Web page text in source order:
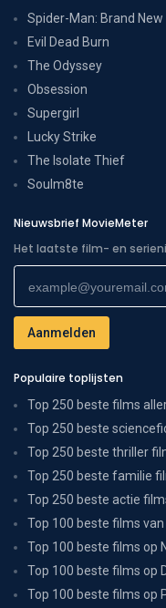
Spider-Man: Brand New
Evil Dead Burn
The Odyssey
Obsession
Supergirl
Lucky Strike
The Isolate Thief
Soulm8te
Nieuwsbrief MovieMeter
Het laatste film- en
Populaire toplijsten
Top 250 beste films
Top 250 beste
Top 250 beste thriller
Top 250 beste familie
Top 250 beste actie
Top 100 beste films
Top 100 beste films op
Top 100 beste films op
Top 100 beste films op